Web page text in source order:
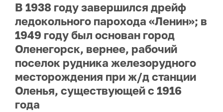
В 1938 году завершился дрейф
ледокольного парохода «Ленин»; в
1949 году был основан город
Оленегорск, вернее, рабочий
поселок рудника железорудного
месторождения при ж/д станции
Оленья, существующей с 1916
года